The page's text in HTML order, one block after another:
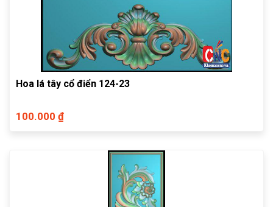
Hoa lá tây cổ điển 124-23
100.000 ₫